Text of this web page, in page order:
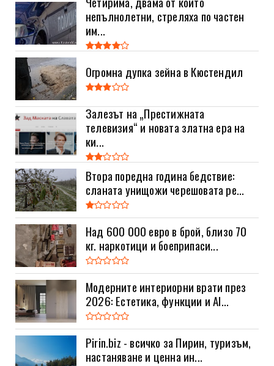
непълнолетни, стреляха по частен
им...
Огромна дупка зейна в Кюстендил
Залезът на „Престижната
телевизия“ и новата златна ера на
ки...
Втора поредна година бедствие:
сланата унищожи черешовата ре...
Над 600 000 евро в брой, близо 70
кг. наркотици и боеприпаси...
Модерните интериорни врати през
2026: Естетика, функции и AI...
Pirin.biz - всичко за Пирин, туризъм,
настаняване и ценна ин...